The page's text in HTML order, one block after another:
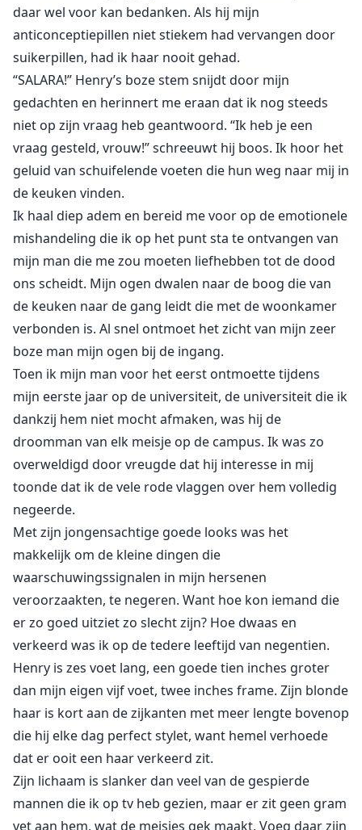
daar wel voor kan bedanken. Als hij mijn
anticonceptiepillen niet stiekem had vervangen door
suikerpillen, had ik haar nooit gehad.
“SALARA!” Henry’s boze stem snijdt door mijn
gedachten en herinnert me eraan dat ik nog steeds
niet op zijn vraag heb geantwoord. “Ik heb je een
vraag gesteld, vrouw!” schreeuwt hij boos. Ik hoor het
geluid van schuifelende voeten die hun weg naar mij in
de keuken vinden.
Ik haal diep adem en bereid me voor op de emotionele
mishandeling die ik op het punt sta te ontvangen van
mijn man die me zou moeten liefhebben tot de dood
ons scheidt. Mijn ogen dwalen naar de boog die van
de keuken naar de gang leidt die met de woonkamer
verbonden is. Al snel ontmoet het zicht van mijn zeer
boze man mijn ogen bij de ingang.
Toen ik mijn man voor het eerst ontmoette tijdens
mijn eerste jaar op de universiteit, de universiteit die ik
dankzij hem niet mocht afmaken, was hij de
droomman van elk meisje op de campus. Ik was zo
overweldigd door vreugde dat hij interesse in mij
toonde dat ik de vele rode vlaggen over hem volledig
negeerde.
Met zijn jongensachtige goede looks was het
makkelijk om de kleine dingen die
waarschuwingssignalen in mijn hersenen
veroorzaakten, te negeren. Want hoe kon iemand die
er zo goed uitziet zo slecht zijn? Hoe dwaas en
verkeerd was ik op de tedere leeftijd van negentien.
Henry is zes voet lang, een goede tien inches groter
dan mijn eigen vijf voet, twee inches frame. Zijn blonde
haar is kort aan de zijkanten met meer lengte bovenop
die hij elke dag perfect stylet, want hemel verhoede
dat er ooit een haar verkeerd zit.
Zijn lichaam is slanker dan veel van de gespierde
mannen die ik op tv heb gezien, maar er zit geen gram
vet aan hem, wat de meisjes gek maakt. Voeg daar zijn